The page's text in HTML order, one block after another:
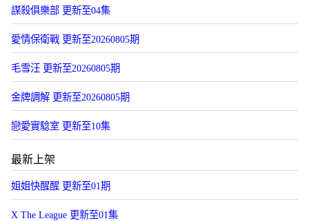
謀殺俱樂部 更新至04集
愛情保衛戰 更新至20260805期
毛雪汪 更新至20260805期
金牌調解 更新至20260805期
戀愛實騐室 更新至10集
最新上架
姐姐快醒醒 更新至01期
X The League 更新至01集